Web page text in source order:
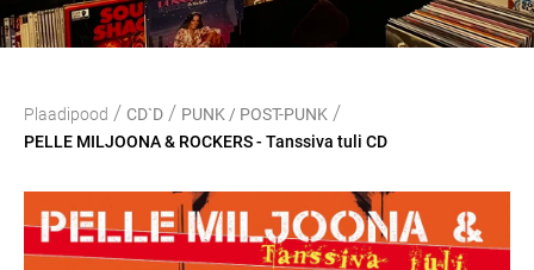
Plaadipood / CD`D / PUNK / POST-PUNK /
PELLE MILJOONA & ROCKERS - Tanssiva tuli CD